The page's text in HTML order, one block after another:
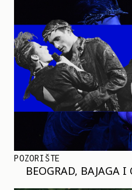
POZORIŠTE
BEOGRAD, BAJAGA